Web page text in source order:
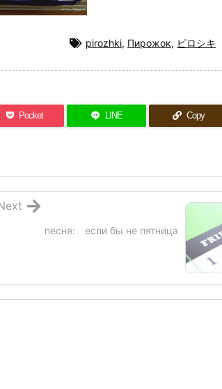
pirozhki, Пирожок, ピロシキ
Pocket LINE Copy
песня: если бы не пятница